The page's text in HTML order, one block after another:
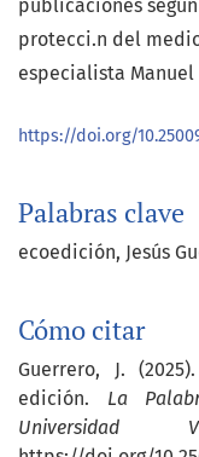
Palabras clave
ecoedición Jesús
Cómo citar
Guerrero, J.
edición. La
Universidad
publicaciones
protecci.n del
especialista
https://doi.org/